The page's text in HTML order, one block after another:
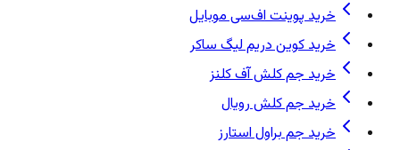
خرید پوینت اف‌سی موبایل
خرید کوین دریم لیگ ساکر
خرید جم کلش آف کلنز
خرید جم کلش رویال
خرید جم براول استارز